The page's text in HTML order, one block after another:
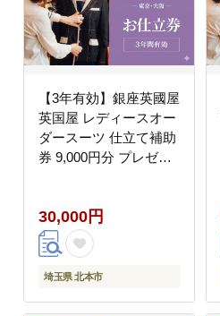
【3年有効】銀座英國屋
英国屋 レディースオー
ダースーツ 仕立て補助
券 9,000円分 プレゼン
30,000円
埼玉県 北本市